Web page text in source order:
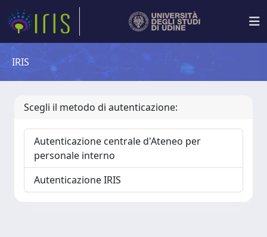
IRIS
Scegli il metodo di autenticazione:
Autenticazione centrale d'Ateneo per
personale interno
Autenticazione IRIS